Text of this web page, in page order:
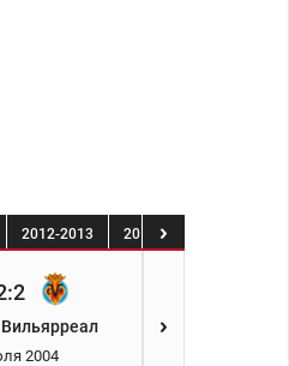
2012-2013 2013-2014
2004